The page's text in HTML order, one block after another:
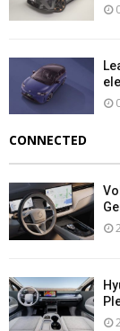
CONNECTED